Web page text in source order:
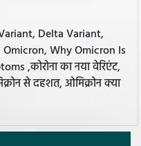
Delta Variant,
Why Omicron Is
,कोरोना का नया वेरिएंट,
से दहशत, ओमिक्रोन क्या